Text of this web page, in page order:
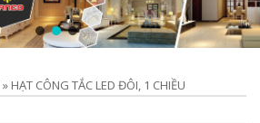
» HẠT CÔNG TẮC LED ĐÔI, 1 CHIỀU